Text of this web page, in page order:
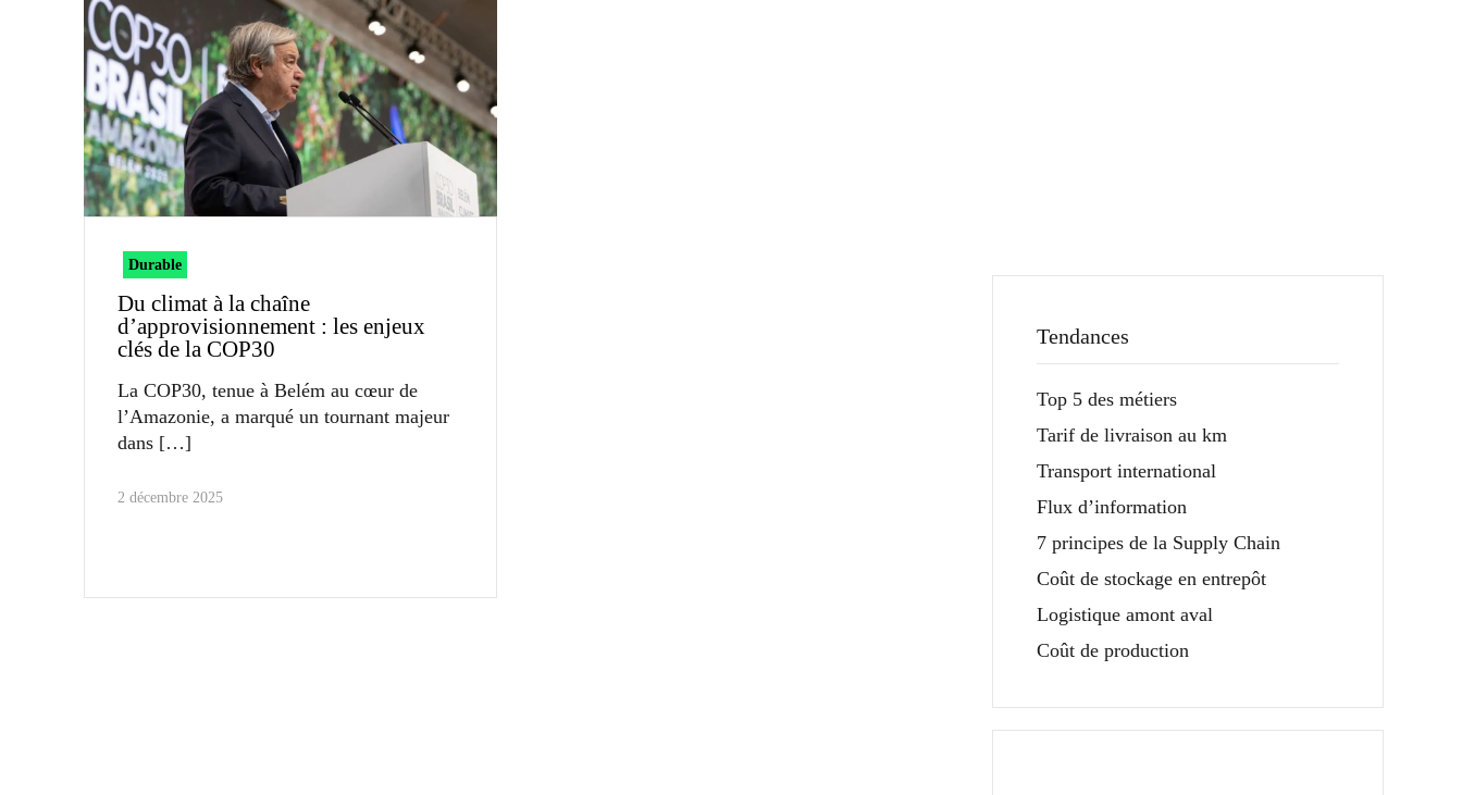
Durable
Du climat à la chaîne
d’approvisionnement : les enjeux
clés de la COP30
La COP30, tenue à Belém au cœur de
l’Amazonie, a marqué un tournant majeur
dans
2 décembre 2025
Tendances
Top 5 des métiers
Tarif de livraison au km
Transport international
Flux d’information
7 principes de la Supply Chain
Coût de stockage en entrepôt
Logistique amont aval
Coût de production